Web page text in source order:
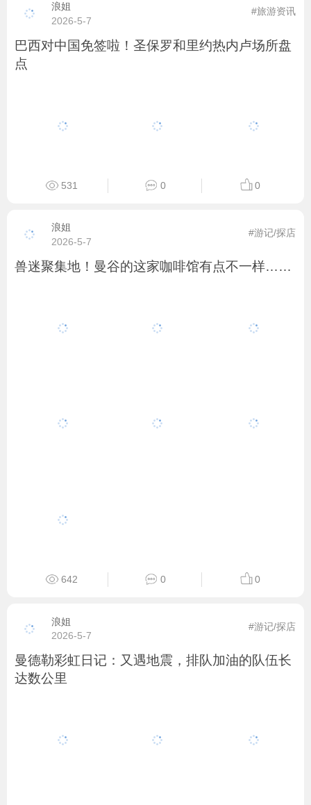
浪姐
2026-5-7
#旅游资讯
巴西对中国免签啦！圣保罗和里约热内卢场所盘
点
531 0 0
浪姐
2026-5-7
#游记/探店
兽迷聚集地！曼谷的这家咖啡馆有点不一样……
642 0 0
浪姐
2026-5-7
#游记/探店
曼德勒彩虹日记：又遇地震，排队加油的队伍长
达数公里